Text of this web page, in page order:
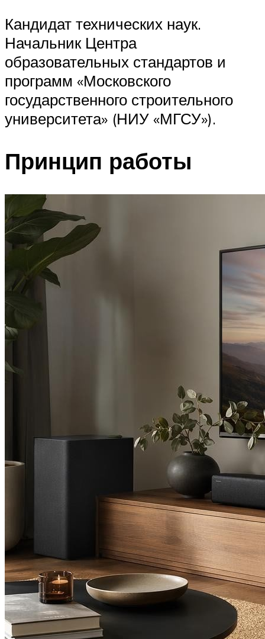
Кандидат технических наук.
Начальник Центра
образовательных стандартов и
программ «Московского
государственного строительного
университета» (НИУ «МГСУ»).
Принцип работы